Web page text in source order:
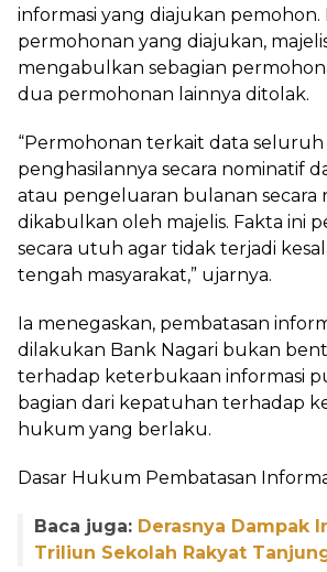
informasi yang diajukan pemohon.
permohonan yang diajukan,
mengabulkan sebagian
dua permohonan lainnya ditolak.
“Permohonan terkait data seluruh
penghasilannya secara nominatif
atau pengeluaran bulanan secara
dikabulkan oleh majelis. Fakta ini
secara utuh agar tidak terjadi
tengah masyarakat,” ujarnya.
Ia menegaskan, pembatasan
dilakukan Bank Nagari bukan
terhadap keterbukaan informasi
bagian dari kepatuhan terhadap
hukum yang berlaku.
Dasar Hukum Pembatasan
Baca juga: Derasnya Dampak
Triliun Sekolah Rakyat